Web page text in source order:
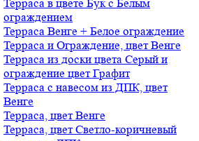
Терраса в цвете Бук с Белым
ограждением
Терраса Венге + Белое ограждение
Терраса и Ограждение, цвет Венге
Терраса из доски цвета Серый и
ограждение цвет Графит
Терраса с навесом из ДПК, цвет
Венге
Терраса, цвет Венге
Терраса, цвет Светло-коричневый